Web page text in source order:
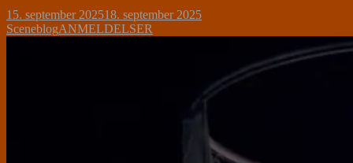
15. september 202518. september 2025
SceneblogANMELDELSER